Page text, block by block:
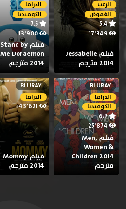
الرعب
الغموض
5.4
17٬349
فيلم Jessabelle
2014 مترجم
الدراما
الكوميديا
7.5
13٬900
فيلم Stand by
Me Doraemon
2014 مترجم
BLURAY
الدراما
الكوميديا
6.7
25٬874
فيلم Men,
Women &
Children 2014
مترجم
BLURAY
الدراما
43٬621
فيلم Mommy
2014 مترجم